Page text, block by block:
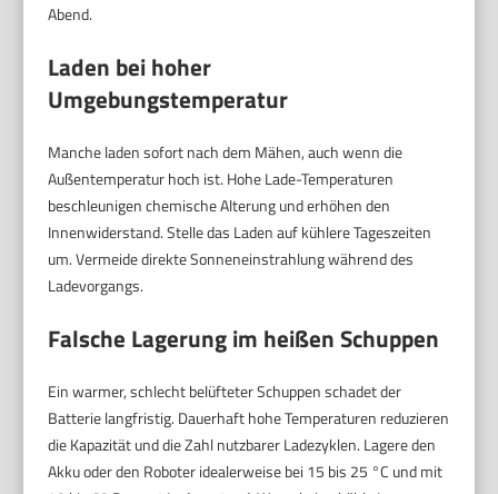
Abend.
Laden bei hoher
Umgebungstemperatur
Manche laden sofort nach dem Mähen, auch wenn die
Außentemperatur hoch ist. Hohe Lade-Temperaturen
beschleunigen chemische Alterung und erhöhen den
Innenwiderstand. Stelle das Laden auf kühlere Tageszeiten
um. Vermeide direkte Sonneneinstrahlung während des
Ladevorgangs.
Falsche Lagerung im heißen Schuppen
Ein warmer, schlecht belüfteter Schuppen schadet der
Batterie langfristig. Dauerhaft hohe Temperaturen reduzieren
die Kapazität und die Zahl nutzbarer Ladezyklen. Lagere den
Akku oder den Roboter idealerweise bei 15 bis 25 °C und mit